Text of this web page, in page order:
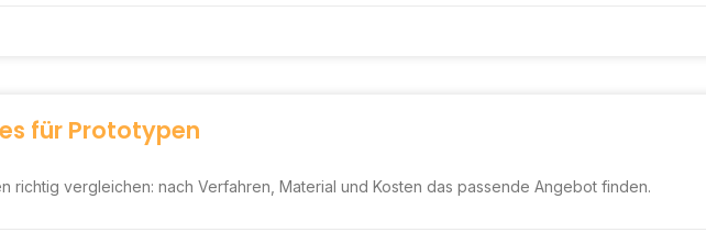
für Prototypen
richtig vergleichen: nach Verfahren, Material und Kosten das passende Angebot finden.